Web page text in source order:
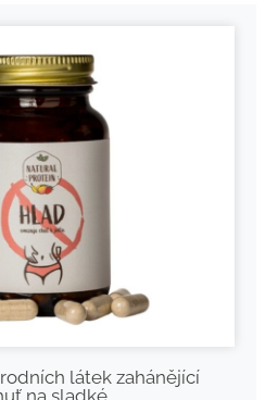
látek zahánějící
na sladké.